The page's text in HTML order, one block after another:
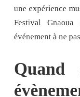
une expérience
Festival
événement à ne
Quand